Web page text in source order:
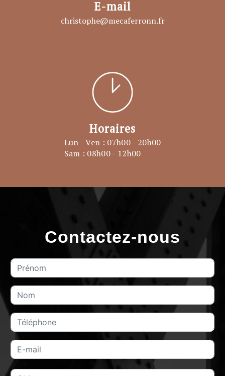
E-mail
christophe@mecaferronn.fr
Horaires
Lun - Ven : 07h00 - 20h00
Sam : 08h00 - 12h00
Contactez-nous